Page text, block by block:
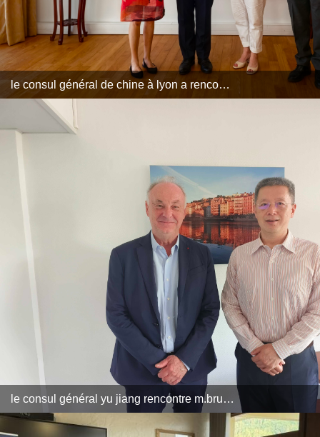
le consul général de chine à lyon a rencontré mme le maire de praz-sur-arly
le consul général yu jiang rencontre m.bruno lina, président de l’université claude bernard lyon 1